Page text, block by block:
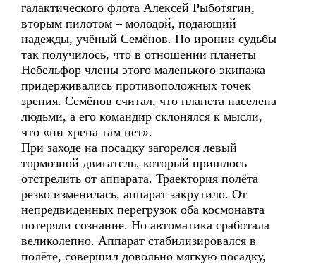
галактического флота Алексей Рыботягин,
вторым пилотом – молодой, подающий
надежды, учёный Семёнов. По иронии судьбы
так получилось, что в отношении планеты
Небельфор члены этого маленького экипажа
придерживались противоположных точек
зрения. Семёнов считал, что планета населена
людьми, а его командир склонялся к мысли,
что «ни хрена там нет».
При заходе на посадку загорелся левый
тормозной двигатель, который пришлось
отстрелить от аппарата. Траектория полёта
резко изменилась, аппарат закрутило. От
непредвиденных перегрузок оба космонавта
потеряли сознание. Но автоматика сработала
великолепно. Аппарат стабилизировался в
полёте, совершил довольно мягкую посадку,